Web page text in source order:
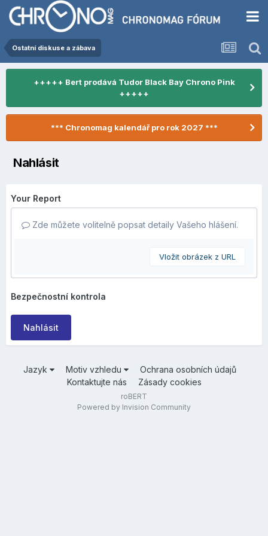
Ostatní diskuse a zábava
+++++ Bert prodává Tudor Black Bay Chrono Pink
+++++
*** Chronomag kalendář pro rok 2027 ***
Nahlásit
Your Report
Zde můžete volitelně popsat detaily Vašeho hlášení.
Vložit obrázek z URL
Bezpečnostní kontrola
Nahlásit
Jazyk Motiv vzhledu
Ochrana osobních údajů
Kontaktujte nás
Zásady cookies
roBERT
Powered by Invision Community